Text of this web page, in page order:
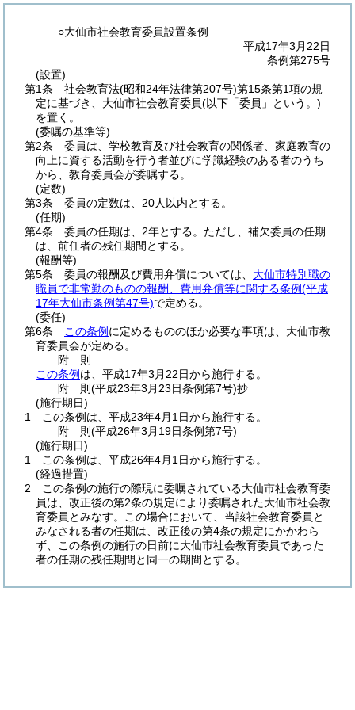
○大仙市社会教育委員設置条例
平成17年3月22日
条例第275号
(設置)
第1条
社会教育法(昭和24年法律第207号)第15条第1項の規
定に基づき、大仙市社会教育委員(以下「委員」という。)
を置く。
(委嘱の基準等)
第2条
委員は、学校教育及び社会教育の関係者、家庭教育の
向上に資する活動を行う者並びに学識経験のある者のうち
から、教育委員会が委嘱する。
(定数)
第3条
委員の定数は、20人以内とする。
(任期)
第4条
委員の任期は、2年とする。 ただし、補欠委員の任期
は、前任者の残任期間とする。
(報酬等)
第5条
委員の報酬及び費用弁償については、 大仙市特別職の
職員で非常勤のものの報酬、費用弁償等に関する条例(平成
17年大仙市条例第47号)で定める。
(委任)
第6条
この条例 に定めるもののほか必要な事項は、大仙市教
育委員会が定める。
附 則
この条例 は、平成17年3月22日から施行する。
附 則(平成23年3月23日条例第7号)抄
(施行期日)
1
この条例は、平成23年4月1日から施行する。
附 則(平成26年3月19日条例第7号)
(施行期日)
1
この条例は、平成26年4月1日から施行する。
(経過措置)
2
この条例の施行の際現に委嘱されている大仙市社会教育委
員は、改正後の第2条の規定により委嘱された大仙市社会教
育委員とみなす。
この場合において、当該社会教育委員と
みなされる者の任期は、改正後の第4条の規定にかかわら
ず、この条例の施行の日前に大仙市社会教育委員であった
者の任期の残任期間と同一の期間とする。